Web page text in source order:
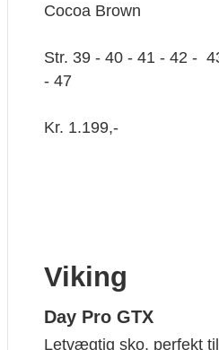
Cocoa Brown
Str. 39 - 40 - 41 - 42 -
- 47
Kr. 1.199,-
Viking
Day Pro GTX
Letvægtig sko, perfekt